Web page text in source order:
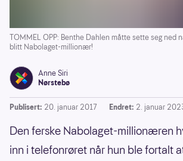
TOMMEL OPP: Benthe Dahlen måtte sette seg ned
blitt Nabolaget-millionær!
Anne Siri
Nørstebø
Publisert: 20. januar 2017 Endret: 2. januar
Den ferske Nabolaget-millionæren
inn i telefonrøret når hun ble fortalt